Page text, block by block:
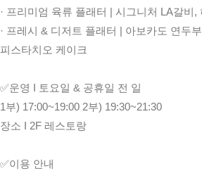
· 프리미엄 육류 플래터 | 시그니처 LA갈비,
· 프레시 & 디저트 플래터 | 아보카도 연두
피스타치오 케이크
✅운영 I 토요일 & 공휴일 전 일
1부) 17:00~19:00 2부) 19:30~21:30
장소 I 2F 레스토랑
✅이용 안내